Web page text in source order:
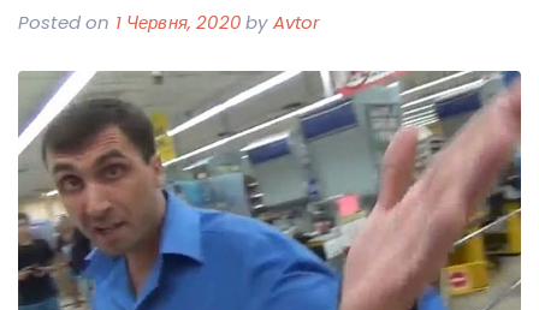
Posted on 1 Червня, 2020byAvtor